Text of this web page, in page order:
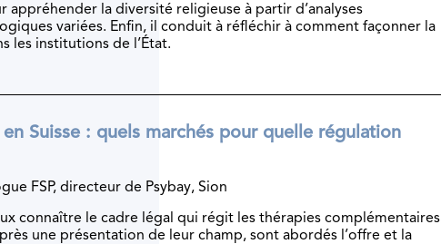
appréhender la diversité religieuse à partir d’analyses
variées. Enfin, il conduit à réfléchir à comment façonner la
les institutions de l’État.
en Suisse : quels marchés pour quelle régulation
FSP, directeur de Psybay, Sion
connaître le cadre légal qui régit les thérapies complémentaires
une présentation de leur champ, sont abordés l’offre et la